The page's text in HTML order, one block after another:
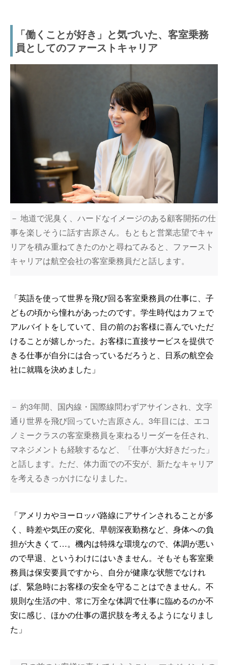
「働くことが好き」と気づいた、客室乗務
員としてのファーストキャリア
－ 地道で泥臭く、ハードなイメージのある顧客開拓の仕
事を楽しそうに話す吉原さん。もともと営業志望でキャ
リアを積み重ねてきたのかと尋ねてみると、ファースト
キャリアは航空会社の客室乗務員だと話します。
「英語を使って世界を飛び回る客室乗務員の仕事に、子
どもの頃から憧れがあったのです。学生時代はカフェで
アルバイトをしていて、目の前のお客様に喜んでいただ
けることが嬉しかった。お客様に直接サービスを提供で
きる仕事が自分には合っているだろうと、日系の航空会
社に就職を決めました」
－ 約3年間、国内線・国際線問わずアサインされ、文字
通り世界を飛び回っていた吉原さん。3年目には、エコ
ノミークラスの客室乗務員を束ねるリーダーを任され、
マネジメントも経験するなど、「仕事が大好きだった」
と話します。ただ、体力面での不安が、新たなキャリア
を考えるきっかけになりました。
「アメリカやヨーロッパ路線にアサインされることが多
く、時差や気圧の変化、早朝深夜勤務など、身体への負
担が大きくて…。機内は特殊な環境なので、体調が悪い
ので早退、というわけにはいきません。そもそも客室乗
務員は保安要員ですから、自分が健康な状態でなけれ
ば、緊急時にお客様の安全を守ることはできません。不
規則な生活の中、常に万全な体調で仕事に臨めるのか不
安に感じ、ほかの仕事の選択肢を考えるようになりまし
た」